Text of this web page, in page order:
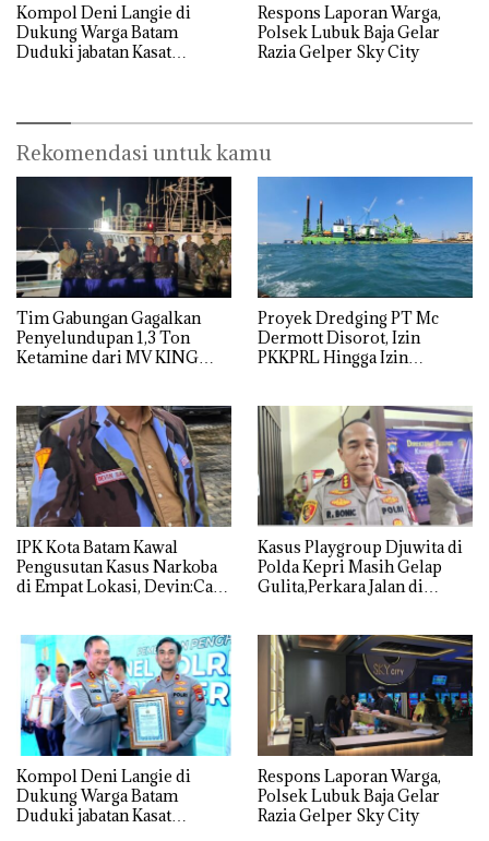
Kompol Deni Langie di
Dukung Warga Batam
Duduki jabatan Kasat
Respons Laporan Warga,
Polsek Lubuk Baja Gelar
Razia Gelper Sky City
Rekomendasi untuk kamu
Tim Gabungan Gagalkan
Penyelundupan 1,3 Ton
Ketamine dari MV KING
Proyek Dredging PT Mc
Dermott Disorot, Izin
PKKPRL Hingga Izin
IPK Kota Batam Kawal
Pengusutan Kasus Narkoba
di Empat Lokasi, Devin:Cari
Kasus Playgroup Djuwita di
Polda Kepri Masih Gelap
Gulita,Perkara Jalan di
Kompol Deni Langie di
Dukung Warga Batam
Duduki jabatan Kasat
Respons Laporan Warga,
Polsek Lubuk Baja Gelar
Razia Gelper Sky City